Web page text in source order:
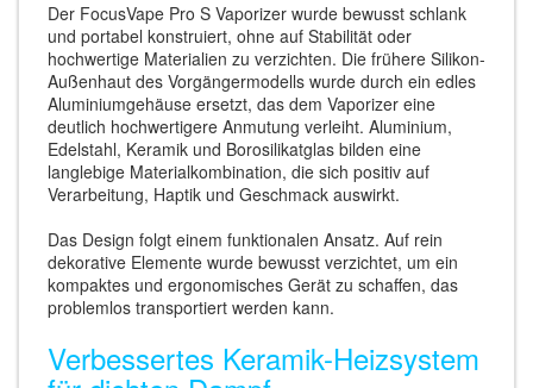
Der FocusVape Pro S Vaporizer wurde bewusst schlank
und portabel konstruiert, ohne auf Stabilität oder
hochwertige Materialien zu verzichten. Die frühere Silikon-
Außenhaut des Vorgängermodells wurde durch ein edles
Aluminiumgehäuse ersetzt, das dem Vaporizer eine
deutlich hochwertigere Anmutung verleiht. Aluminium,
Edelstahl, Keramik und Borosilikatglas bilden eine
langlebige Materialkombination, die sich positiv auf
Verarbeitung, Haptik und Geschmack auswirkt.
Das Design folgt einem funktionalen Ansatz. Auf rein
dekorative Elemente wurde bewusst verzichtet, um ein
kompaktes und ergonomisches Gerät zu schaffen, das
problemlos transportiert werden kann.
Verbessertes Keramik-Heizsystem